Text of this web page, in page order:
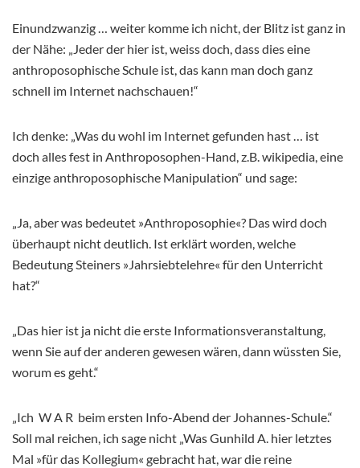
Einundzwanzig … weiter komme ich nicht, der Blitz ist ganz in
der Nähe: „Jeder der hier ist, weiss doch, dass dies eine
anthroposophische Schule ist, das kann man doch ganz
schnell im Internet nachschauen!“
Ich denke: „Was du wohl im Internet gefunden hast … ist
doch alles fest in Anthroposophen-Hand, z.B. wikipedia, eine
einzige anthroposophische Manipulation“ und sage:
„Ja, aber was bedeutet »Anthroposophie«? Das wird doch
überhaupt nicht deutlich. Ist erklärt worden, welche
Bedeutung Steiners »Jahrsiebtelehre« für den Unterricht
hat?“
„Das hier ist ja nicht die erste Informationsveranstaltung,
wenn Sie auf der anderen gewesen wären, dann wüssten Sie,
worum es geht.“
„Ich W A R beim ersten Info-Abend der Johannes-Schule.“
Soll mal reichen, ich sage nicht „Was Gunhild A. hier letztes
Mal »für das Kollegium« gebracht hat, war die reine